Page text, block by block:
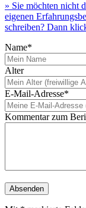
» Sie möchten nicht
eigenen
schreiben? Dann
Name*
Alter
E-Mail-Adresse*
Kommentar zum